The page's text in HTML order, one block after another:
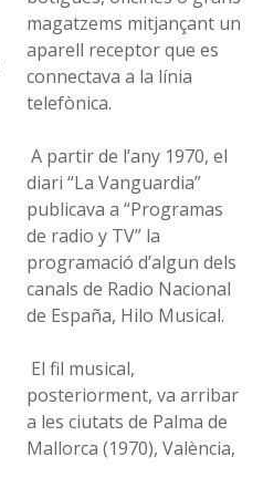
magatzems mitjançant un
aparell receptor que es
connectava a la línia
telefònica.
A partir de l’any 1970, el
diari “La Vanguardia”
publicava a “Programas
de radio y TV” la
programació d’algun dels
canals de Radio Nacional
de España, Hilo Musical.
El fil musical,
posteriorment, va arribar
a les ciutats de Palma de
Mallorca (1970), València,